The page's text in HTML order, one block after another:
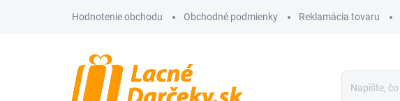
Hodnotenie obchodu Obchodné podmienky Reklamácia tovaru